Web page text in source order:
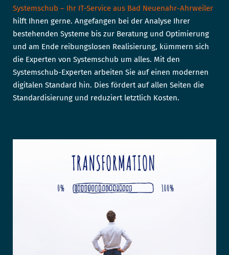
Systemschub – Ihr IT-Service aus Bad Neuenahr-Ahrweiler
hilft Ihnen gerne. Angefangen bei der Analyse Ihrer
bestehenden Systeme bis zur Beratung und Optimierung
und am Ende reibungslosen Realisierung, kümmern sich
die Experten von Systemschub um alles. Mit den
Systemschub-Experten arbeiten Sie auf einen modernen
digitalen Standard hin. Dies fördert auf allen Seiten die
Standardisierung und reduziert letztlich Kosten.